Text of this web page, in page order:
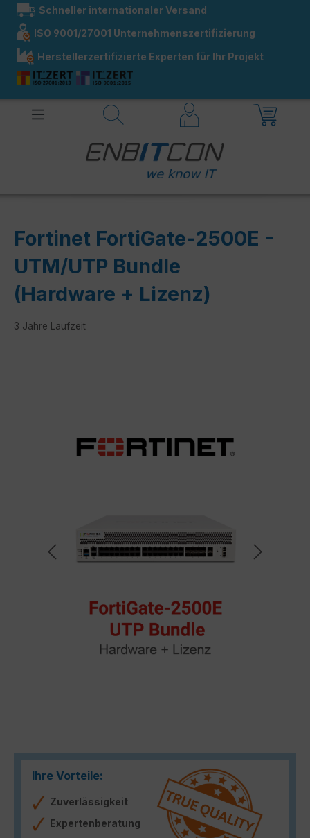
springen
Schneller internationaler Versand
ISO 9001/27001 Unternehmenszertifizierung
Herstellerzertifizierte Experten für Ihr Projekt
Fortinet FortiGate-2500E -
UTM/UTP Bundle
(Hardware + Lizenz)
3 Jahre Laufzeit
Ihre Vorteile:
Zuverlässigkeit
Expertenberatung